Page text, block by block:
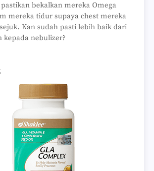
bekalkan mereka Omega
mereka tidur supaya chest mereka
Kan sudah pasti lebih baik dari
kepada nebulizer?